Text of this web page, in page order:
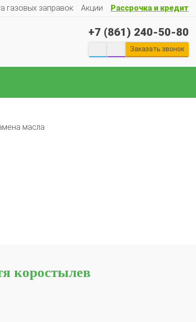
газовых заправок Акции Рассрочка и кредит
на отечественные авто:
Весту Ларгус Ниву ГАЗ Газель УАЗ Патриот и
+7 (861) 240-50-80
Заказать звонок
коростылев